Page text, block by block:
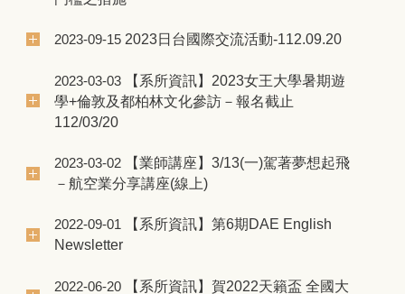
2023-09-15 2023日台國際交流活動-112.09.20
2023-03-03
【系所資訊】2023女王大學暑期遊
學+倫敦及都柏林文化參訪－報名截止
112/03/20
2023-03-02
【業師講座】3/13(一)駕著夢想起飛
－航空業分享講座(線上)
2022-09-01
【系所資訊】第6期DAE English
Newsletter
2022-06-20
【系所資訊】賀2022天籟盃 全國大